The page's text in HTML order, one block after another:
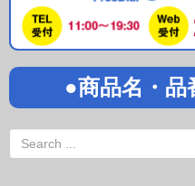
●商品名・品